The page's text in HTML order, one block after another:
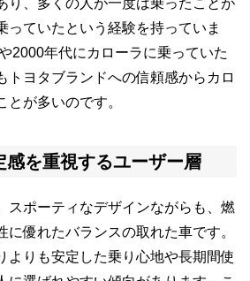
っていたという経験を持っていま
2000年代にカローラに乗っていた
トヨタブランドへの信頼感からカロ
とが多いのです。
感を重視するユーザー層
スポーティなデザインながらも、燃
に優れたバランスの取れた車です。
よりも安定した乗り心地や長期間使